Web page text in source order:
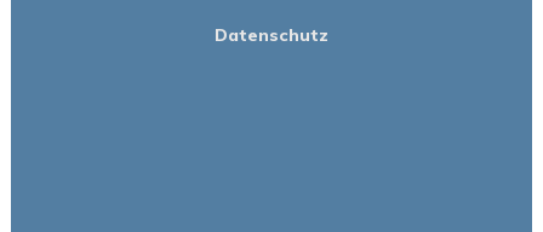
Datenschutz